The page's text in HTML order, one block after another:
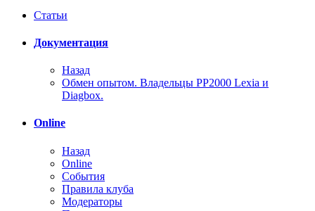
Статьи
Документация
Назад
Обмен опытом. Владельцы PP2000 Lexia и
Diagbox.
Online
Назад
Online
События
Правила клуба
Модераторы